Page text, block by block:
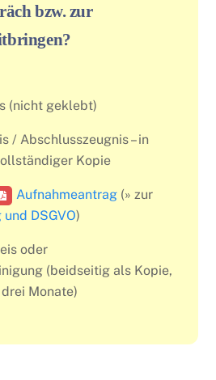
bzw. zur
(nicht geklebt)
/ Abschlusszeugnis – in
Kopie
Aufnahmeantrag(» zur
DSGVO)
oder
(beidseitig als Kopie,
Monate)